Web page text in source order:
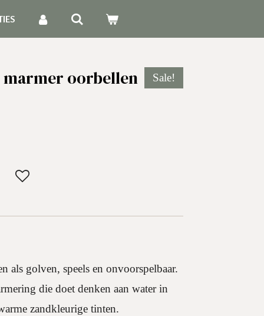
marmer oorbellen Sale!
als golven, speels en onvoorspelbaar.
die doet denken aan water in
zandkleurige tinten.